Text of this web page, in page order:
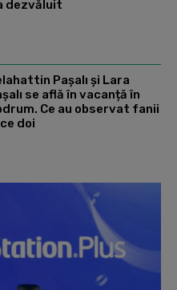
dezvăluit
Paşalı și Lara
se află în vacanță în
Ce au observat fanii
doi